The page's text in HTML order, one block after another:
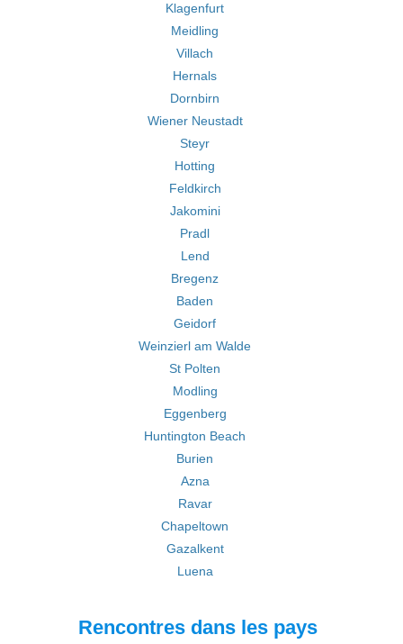
Klagenfurt
Meidling
Villach
Hernals
Dornbirn
Wiener Neustadt
Steyr
Hotting
Feldkirch
Jakomini
Pradl
Lend
Bregenz
Baden
Geidorf
Weinzierl am Walde
St Polten
Modling
Eggenberg
Huntington Beach
Burien
Azna
Ravar
Chapeltown
Gazalkent
Luena
Rencontres dans les pays